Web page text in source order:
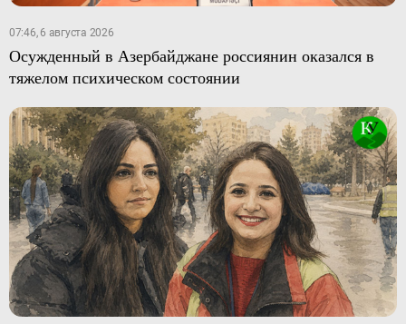
07:46, 6 августа 2026
Осужденный в Азербайджане россиянин оказался в
тяжелом психическом состоянии